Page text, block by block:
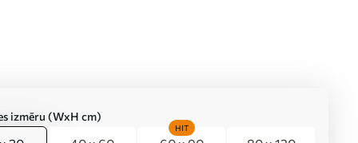
izmēru (WxH cm)
HIT